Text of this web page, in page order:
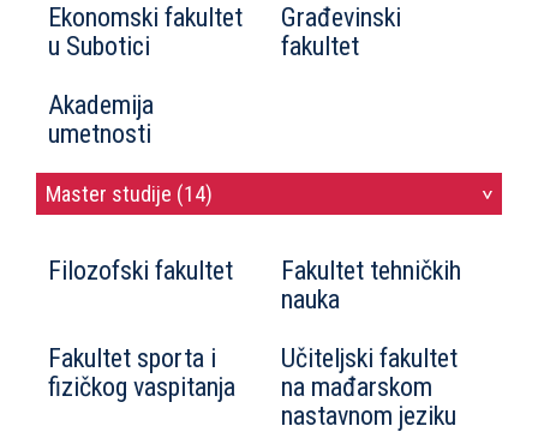
Ekonomski fakultet
u Subotici
Građevinski
fakultet
Akademija
umetnosti
Master studije (14) >
Filozofski fakultet
Fakultet tehničkih
nauka
Fakultet sporta i
fizičkog vaspitanja
Učiteljski fakultet
na mađarskom
nastavnom jeziku